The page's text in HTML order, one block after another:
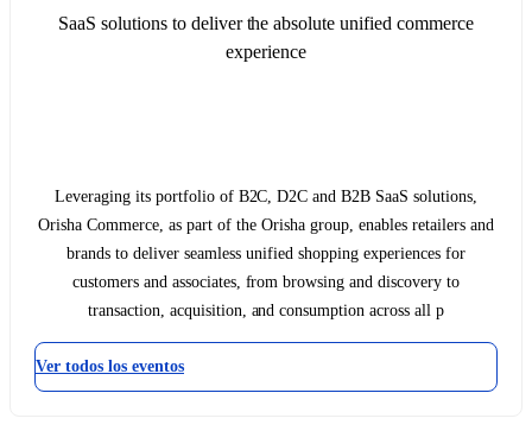
SaaS solutions to deliver the absolute unified commerce
experience
Leveraging its portfolio of B2C, D2C and B2B SaaS solutions,
Orisha Commerce, as part of the Orisha group, enables retailers and
brands to deliver seamless unified shopping experiences for
customers and associates, from browsing and discovery to
transaction, acquisition, and consumption across all p
Ver todos los eventos